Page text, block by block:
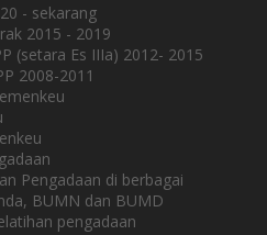
- sekarang
2015 - 2019
(setara Es IIIa) 2012- 2015
2008-2011
Pengadaan di berbagai
BUMN dan BUMD
pengadaan